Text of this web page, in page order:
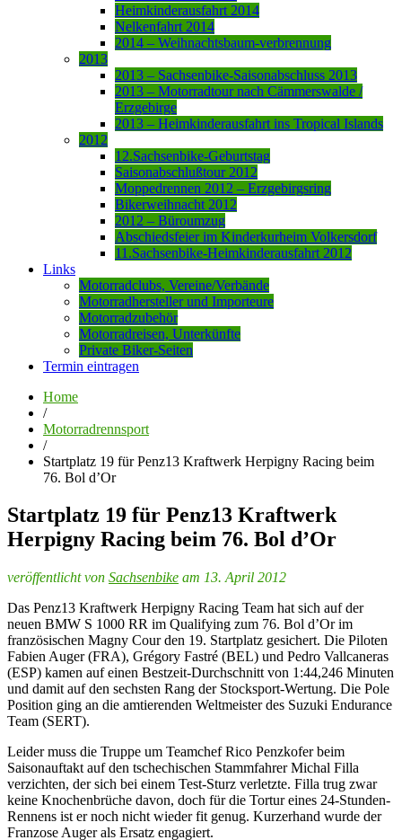
Heimkinderausfahrt 2014
Nelkenfahrt 2014
2014 – Weihnachtsbaum-verbrennung
2013
2013 – Sachsenbike-Saisonabschluss 2013
2013 – Motorradtour nach Cämmerswalde /
Erzgebirge
2013 – Heimkinderausfahrt ins Tropical Islands
2012
12.Sachsenbike-Geburtstag
Saisonabschlußtour 2012
Moppedrennen 2012 – Erzgebirgsring
Bikerweihnacht 2012
2012 – Büroumzug
Abschiedsfeier im Kinderkurheim Volkersdorf
11.Sachsenbike-Heimkinderausfahrt 2012
Links
Motorradclubs, Vereine/Verbände
Motorradhersteller und Importeure
Motorradzubehör
Motorradreisen, Unterkünfte
Private Biker-Seiten
Termin eintragen
Home
/
Motorradrennsport
/
Startplatz 19 für Penz13 Kraftwerk Herpigny Racing beim
76. Bol d’Or
Startplatz 19 für Penz13 Kraftwerk
Herpigny Racing beim 76. Bol d’Or
veröffentlicht von Sachsenbike am 13. April 2012
Das Penz13 Kraftwerk Herpigny Racing Team hat sich auf der
neuen BMW S 1000 RR im Qualifying zum 76. Bol d’Or im
französischen Magny Cour den 19. Startplatz gesichert. Die Piloten
Fabien Auger (FRA), Grégory Fastré (BEL) und Pedro Vallcaneras
(ESP) kamen auf einen Bestzeit-Durchschnitt von 1:44,246 Minuten
und damit auf den sechsten Rang der Stocksport-Wertung. Die Pole
Position ging an die amtierenden Weltmeister des Suzuki Endurance
Team (SERT).
Leider muss die Truppe um Teamchef Rico Penzkofer beim
Saisonauftakt auf den tschechischen Stammfahrer Michal Filla
verzichten, der sich bei einem Test-Sturz verletzte. Filla trug zwar
keine Knochenbrüche davon, doch für die Tortur eines 24-Stunden-
Rennens ist er noch nicht wieder fit genug. Kurzerhand wurde der
Franzose Auger als Ersatz engagiert.